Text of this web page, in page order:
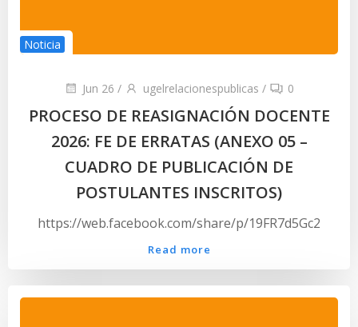
Noticia
Jun 26 / ugelrelacionespublicas / 0
PROCESO DE REASIGNACIÓN DOCENTE
2026: FE DE ERRATAS (ANEXO 05 –
CUADRO DE PUBLICACIÓN DE
POSTULANTES INSCRITOS)
https://web.facebook.com/share/p/19FR7d5Gc2
Read more